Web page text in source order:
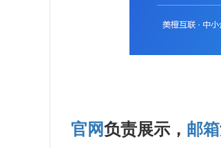
官网负责展示， 邮箱